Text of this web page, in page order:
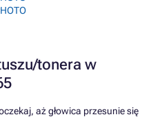
tonera w
aż głowica przesunie się